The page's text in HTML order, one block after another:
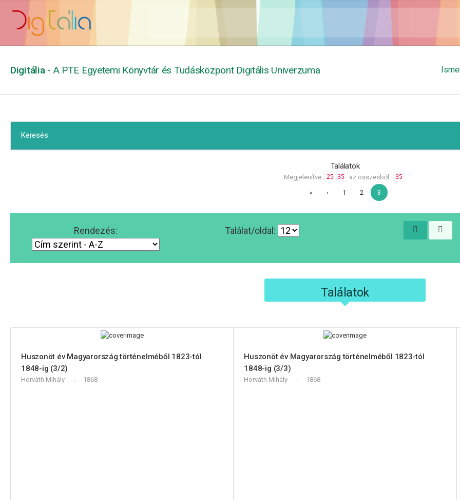
Digitália - A PTE Egyetemi Könyvtár és Tudásközpont Digitális Univerzuma
Keresés
Találatok
Megjelenítve 25-35 az összesből: 35
« ‹ 1 2 3
Rendezés: Találat/oldal:
Találatok
Huszonöt év Magyarország történelméből 1823-tól
1848-ig (3/2)
Horváth Mihály 1868
Huszonöt év Magyarország történelméből 1823-tól
1848-ig (3/3)
Horváth Mihály 1868